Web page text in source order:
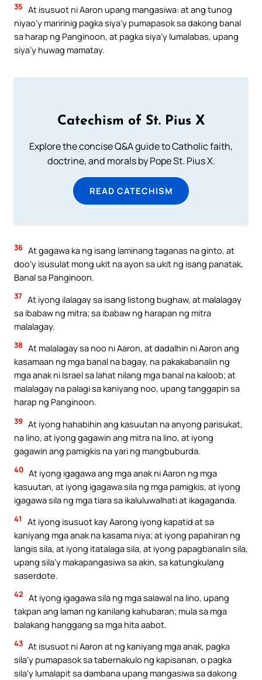
35 At isusuot ni Aaron upang mangasiwa: at ang tunog
niyao’y maririnig pagka siya’y pumapasok sa dakong banal
sa harap ng Panginoon, at pagka siya’y lumalabas, upang
siya’y huwag mamatay.
Catechism of St. Pius X
Explore the concise Q&A guide to Catholic faith,
doctrine, and morals by Pope St. Pius X.
READ CATECHISM
36 At gagawa ka ng isang laminang taganas na ginto, at
doo’y isusulat mong ukit na ayon sa ukit ng isang panatak,
Banal sa Panginoon.
37 At iyong ilalagay sa isang listong bughaw, at malalagay
sa ibabaw ng mitra; sa ibabaw ng harapan ng mitra
malalagay.
38 At malalagay sa noo ni Aaron, at dadalhin ni Aaron ang
kasamaan ng mga banal na bagay, na pakakabanalin ng
mga anak ni Israel sa lahat nilang mga banal na kaloob; at
malalagay na palagi sa kaniyang noo, upang tanggapin sa
harap ng Panginoon.
39 At iyong hahabihin ang kasuutan na anyong parisukat,
na lino, at iyong gagawin ang mitra na lino, at iyong
gagawin ang pamigkis na yari ng mangbuburda.
40 At iyong igagawa ang mga anak ni Aaron ng mga
kasuutan, at iyong igagawa sila ng mga pamigkis, at iyong
igagawa sila ng mga tiara sa ikaluluwalhati at ikagaganda.
41
At iyong isusuot kay Aarong iyong kapatid at sa
kaniyang mga anak na kasama niya; at iyong papahiran ng
langis sila, at iyong itatalaga sila, at iyong papagbanalin sila,
upang sila’y makapangasiwa sa akin, sa katungkulang
saserdote.
42 At iyong igagawa sila ng mga salawal na lino, upang
takpan ang laman ng kanilang kahubaran; mula sa mga
balakang hanggang sa mga hita aabot.
43 At isusuot ni Aaron at ng kaniyang mga anak, pagka
sila’y pumapasok sa tabernakulo ng kapisanan, o pagka
sila’y lumalapit sa dambana upang mangasiwa sa dakong